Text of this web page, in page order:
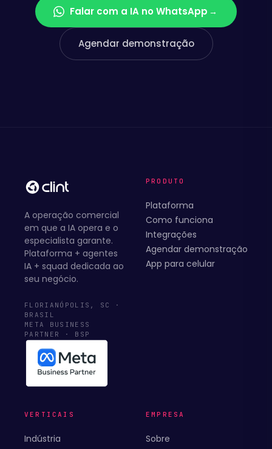
Falar com a IA no WhatsApp →
Agendar demonstração
A operação comercial
em que a IA opera e o
especialista garante.
Plataforma + agentes
IA + squad dedicada ao
seu negócio.
FLORIANÓPOLIS, SC ·
BRASIL
META BUSINESS
PARTNER · BSP
PRODUTO
Plataforma
Como funciona
Integrações
Agendar demonstração
App para celular
VERTICAIS
Indústria
EMPRESA
Sobre